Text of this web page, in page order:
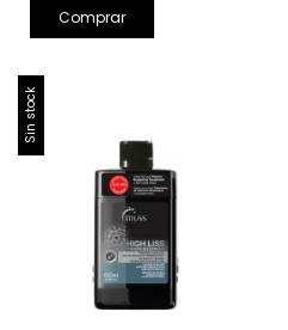
Sin stock